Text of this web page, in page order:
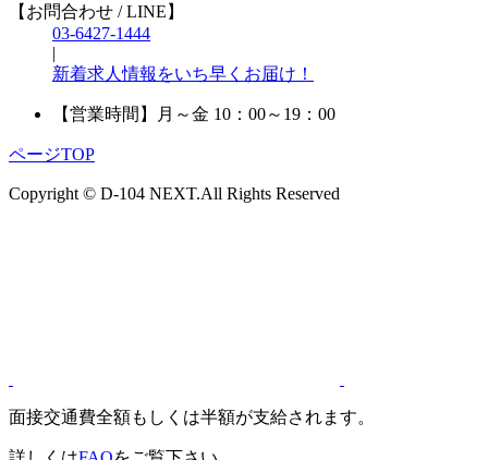
【お問合わせ / LINE】
03-6427-1444
|
新着求人情報をいち早くお届け！
【営業時間】 月～金 10：00～19：00
ページTOP
Copyright © D-104 NEXT.All Rights Reserved
面接交通費全額もしくは半額が支給されます。